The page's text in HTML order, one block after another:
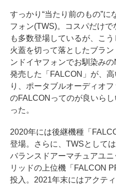
すっかり“当たり前のもの”
フォン(TWS)。コスパだけ
も多数登場しているが、こ
火蓋を切って落としたブラ
ンドイヤフォンでお馴染み
発売した「FALCON」が、
り、ポータブルオーディオ
のFALCONってのが良いら
った。
2020年には後継機種「
登場。さらに、TWSとして
バランスドアーマチュアユ
リッドの上位機「FALCON
投入。2021年末にはアクテ